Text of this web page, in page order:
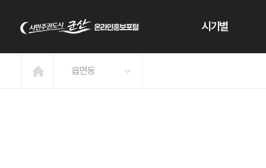
시기별
읍면동